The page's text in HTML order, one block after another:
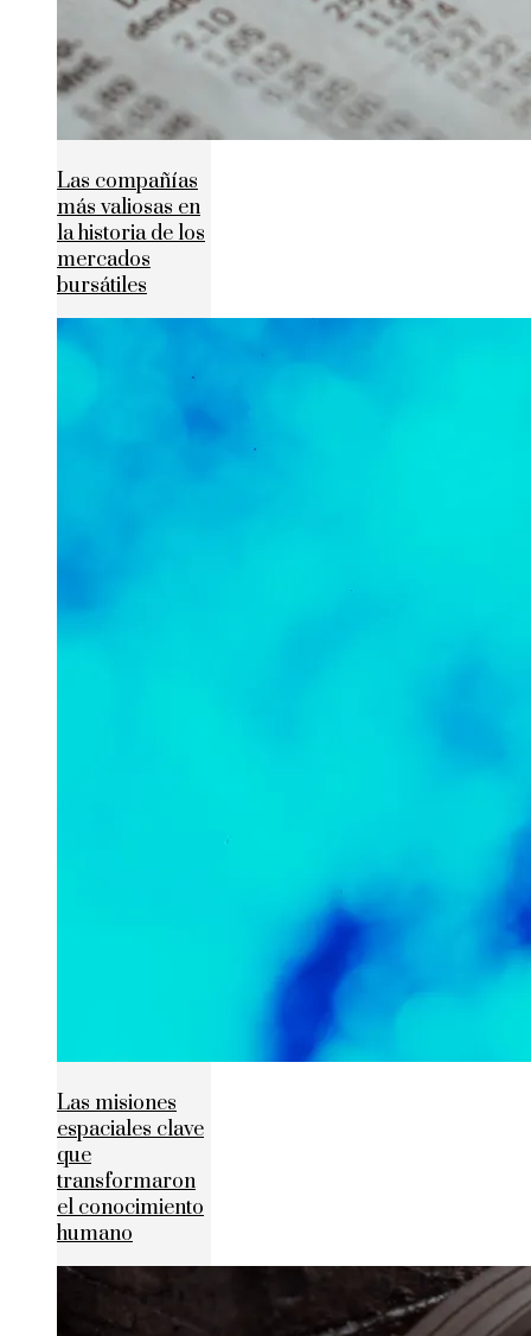
Las compañías
más valiosas en
la historia de los
mercados
bursátiles
Las misiones
espaciales clave
que
transformaron
el conocimiento
humano